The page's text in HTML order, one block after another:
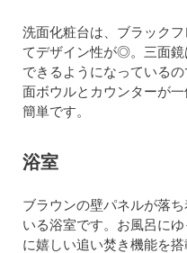
洗面化粧台は、ブラック
てデザイン性が◎。三面鏡
できるようになっている
面ボウルとカウンターが
簡単です。
浴室
ブラウンの壁パネルが落
いる浴室です。お風呂に
に嬉しい追い焚き機能を